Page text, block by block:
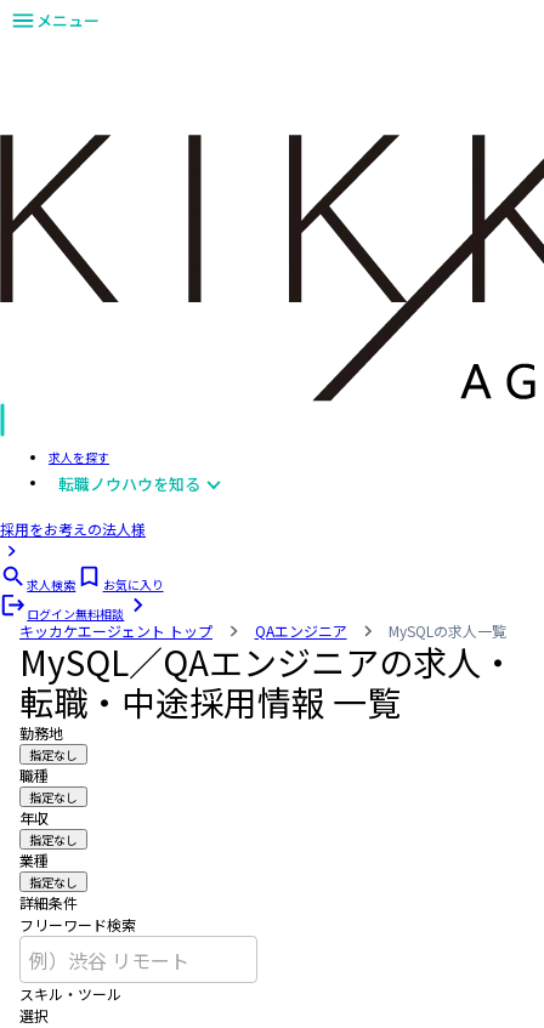
メニュー
求人を探す
転職ノウハウを知る
採用をお考えの法人様
求人検索
お気に入り
ログイン無料相談
キッカケエージェント トップ QAエンジニア MySQLの求人一覧
MySQL／QAエンジニアの求人・
転職・中途採用情報 一覧
勤務地
指定なし
職種
指定なし
年収
指定なし
業種
指定なし
詳細条件
フリーワード検索
スキル・ツール
選択